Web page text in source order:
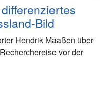
Bild
Hendrik Maaßen über
vor der